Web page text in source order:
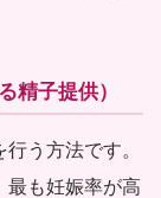
子提供）
う方法です。
最も妊娠率が高